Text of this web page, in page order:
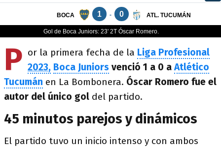
P or la primera fecha de la Liga Profesional
2023, Boca Juniors venció 1 a 0 aAtlético
Tucumán en La Bombonera. Óscar Romero fue el
autor del único gol del partido.
45 minutos parejos y dinámicos
El partido tuvo un inicio intenso y con ambos